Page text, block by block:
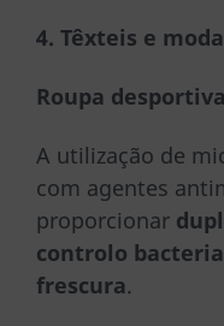
4. Têxteis e moda
Roupa desportiva
A utilização de
com agentes
proporcionar
controlo
frescura.